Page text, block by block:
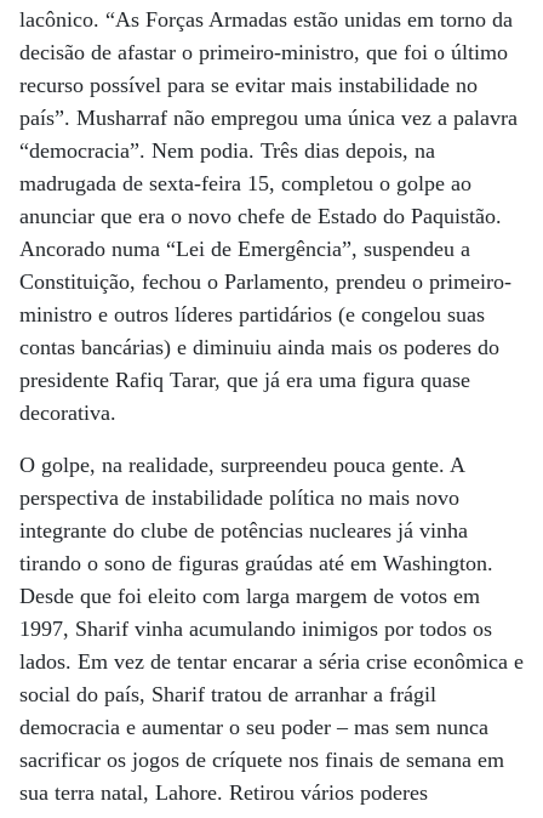
lacônico. “As Forças Armadas estão unidas em torno da
decisão de afastar o primeiro-ministro, que foi o último
recurso possível para se evitar mais instabilidade no
país”. Musharraf não empregou uma única vez a palavra
“democracia”. Nem podia. Três dias depois, na
madrugada de sexta-feira 15, completou o golpe ao
anunciar que era o novo chefe de Estado do Paquistão.
Ancorado numa “Lei de Emergência”, suspendeu a
Constituição, fechou o Parlamento, prendeu o primeiro-
ministro e outros líderes partidários (e congelou suas
contas bancárias) e diminuiu ainda mais os poderes do
presidente Rafiq Tarar, que já era uma figura quase
decorativa.
O golpe, na realidade, surpreendeu pouca gente. A
perspectiva de instabilidade política no mais novo
integrante do clube de potências nucleares já vinha
tirando o sono de figuras graúdas até em Washington.
Desde que foi eleito com larga margem de votos em
1997, Sharif vinha acumulando inimigos por todos os
lados. Em vez de tentar encarar a séria crise econômica e
social do país, Sharif tratou de arranhar a frágil
democracia e aumentar o seu poder – mas sem nunca
sacrificar os jogos de críquete nos finais de semana em
sua terra natal, Lahore. Retirou vários poderes